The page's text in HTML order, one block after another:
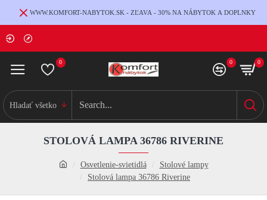
WWW.KOMFORT-NABYTOK.SK - ZĽAVA - 30% NA NÁBYTOK A DOPLNKY
0 0 0
Hladať všetko
Osvetlenie-svietidlá
Stolové lampy
Stolová lampa 36786 Riverine
STOLOVÁ LAMPA 36786 RIVERINE